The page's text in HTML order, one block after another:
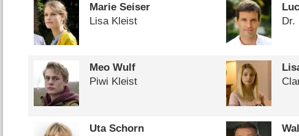
Marie Seiser
Lisa Kleist
Dr.
Meo Wulf
Piwi Kleist
Uta Schorn